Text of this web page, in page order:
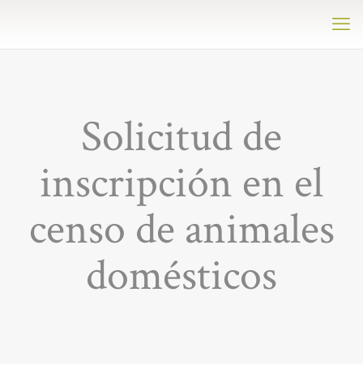
Solicitud de
inscripción en el
censo de animales
domésticos